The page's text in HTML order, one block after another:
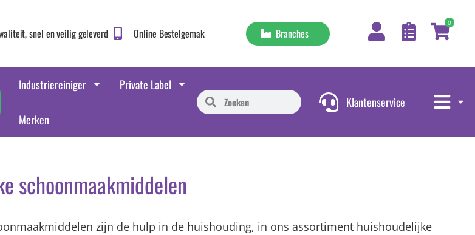
snel en veilig geleverd Online Bestelgemak Branches
0
Industriereiniger Private Label
Merken
Klantenservice
schoonmaakmiddelen
zijn de hulp in de huishouding, in ons assortiment huishoudelijke